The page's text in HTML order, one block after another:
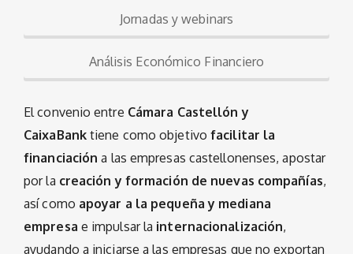
Jornadas y webinars
Análisis Económico Financiero
El convenio entre Cámara Castellón y
CaixaBanktiene como objetivofacilitar la
financiación a las empresas castellonenses, apostar
por la creación y formación de nuevas compañías,
así como apoyar a la pequeña y mediana
empresa e impulsar la internacionalización,
ayudando a iniciarse a las empresas que no exportan